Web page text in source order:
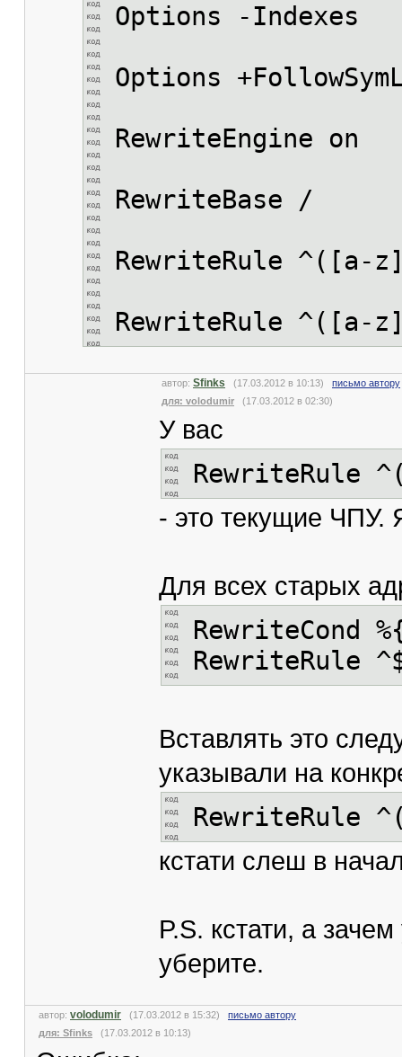
Options -Indexes
Options
RewriteEngine on
RewriteBase /
RewriteRule ^([a-
RewriteRule ^([a-
автор: Sfinks (17.03.2012 в 10:13) письмо автору
для: volodumir (17.03.2012 в 02:30)
У вас
RewriteRule
- это текущие ЧПУ.
Для всех старых
RewriteCond
RewriteRule
Вставлять это
указывали на
RewriteRule
кстати слеш в
P.S. кстати, а
уберите.
автор: volodumir (17.03.2012 в 15:32) письмо автору
для: Sfinks (17.03.2012 в 10:13)